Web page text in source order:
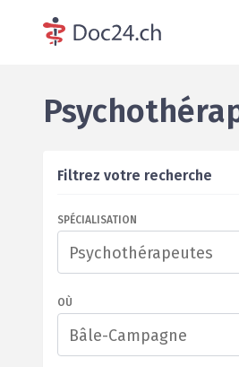
Filtrez votre recherche
SPÉCIALISATION
OÙ
Bâle-Campagne